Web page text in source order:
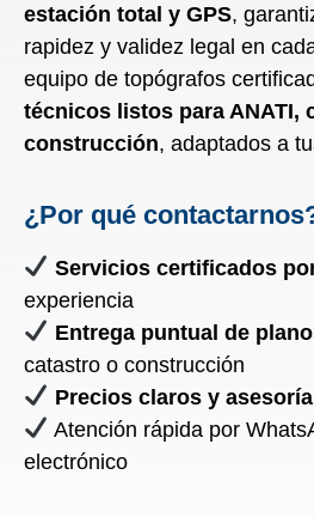
estación total y GPS,
rapidez y validez legal en
equipo de topógrafos
técnicos listos para ANATI,
construcción, adaptados a
¿Por qué
Servicios certificados
experiencia
Entrega puntual de
catastro o construcción
Precios claros y
Atención rápida por
electrónico